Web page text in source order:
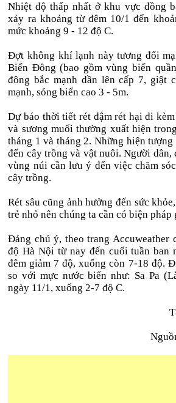
Nhiệt độ thấp nhất ở khu vực đồng
xảy ra khoảng từ đêm 10/1 đến
mức khoảng 9 - 12 độ C.
Đợt không khí lạnh này tương đối
Biển Đông (bao gồm vùng biển
đông bắc mạnh dần lên cấp 7, giật
mạnh, sóng biển cao 3 - 5m.
Dự báo thời tiết rét đậm rét hại đi
và sương muối thường xuất hiện
tháng 1 và tháng 2. Những hiện
đến cây trồng và vật nuôi. Người dân,
vùng núi cần lưu ý đến việc chăm
cây trồng.
Rét sâu cũng ảnh hưởng đến sức
trẻ nhỏ nên chúng ta cần có biện pháp
Đáng chú ý, theo trang Accuweather
độ Hà Nội từ nay đến cuối tuần ban
đêm giảm 7 độ, xuống còn 7-18 độ.
so với mực nước biển như: Sa Pa
ngày 11/1, xuống 2-7 độ C.